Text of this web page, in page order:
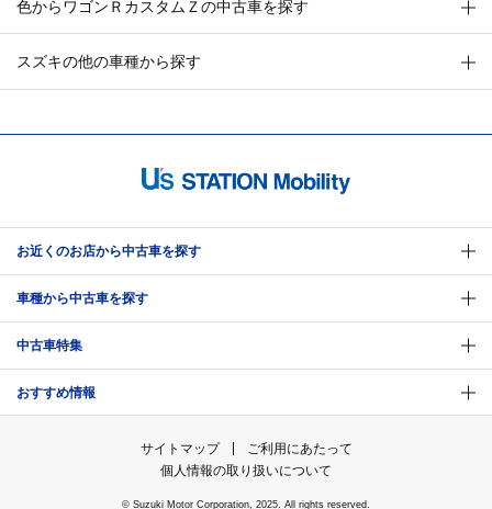
色からワゴンＲカスタムＺの中古車を探す
スズキの他の車種から探す
お近くのお店から中古車を探す
車種から中古車を探す
中古車特集
おすすめ情報
サイトマップ
ご利用にあたって
個人情報の取り扱いについて
© Suzuki Motor Corporation, 2025. All rights reserved.